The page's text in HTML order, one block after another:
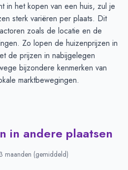
in het kopen van een huis, zul je
sterk variëren per plaats. Dit
zoals de locatie en de
Zo lopen de huizenprijzen in
de prijzen in nabijgelegen
bijzondere kenmerken van
marktbewegingen.
in andere plaatsen
maanden (gemiddeld)